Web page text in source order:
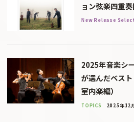
ョン弦楽四重
New Release
2025年音楽シ
が選んだベス
室内楽編）
TOPICS 2025年12